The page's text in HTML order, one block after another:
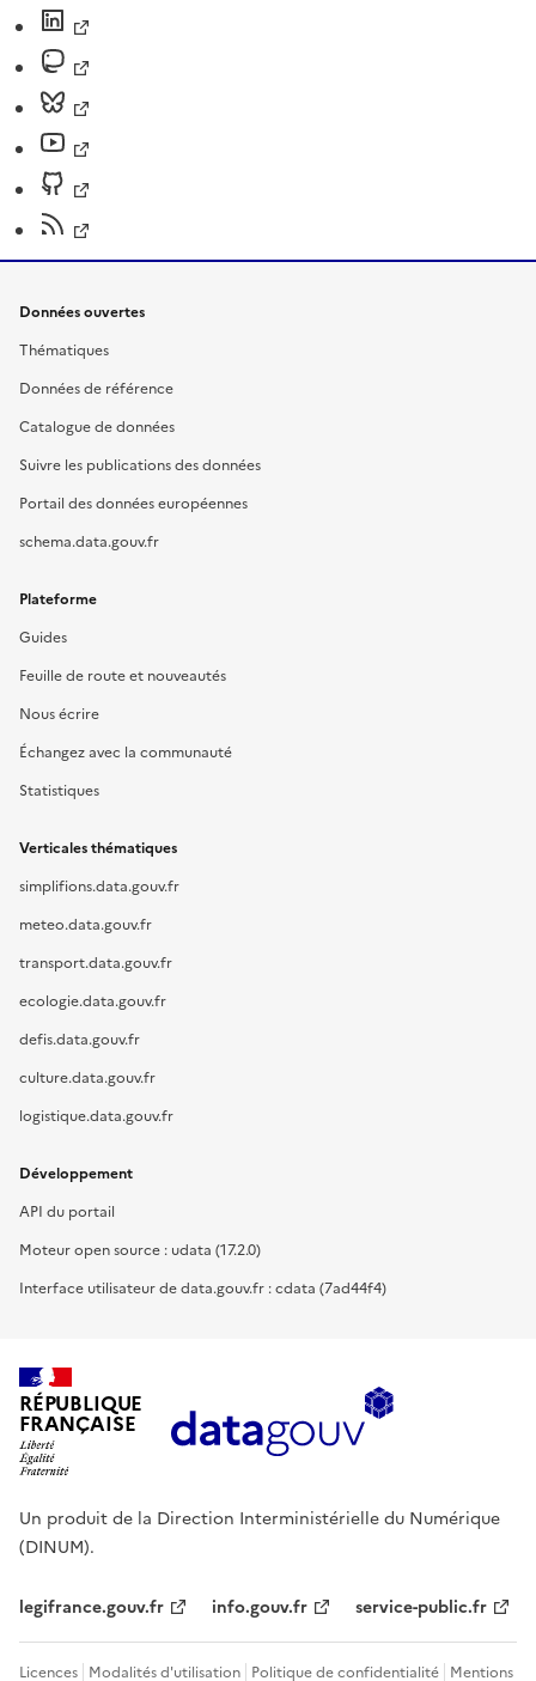
Données ouvertes
Thématiques
Données de référence
Catalogue de données
Suivre les publications des données
Portail des données européennes
schema.data.gouv.fr
Plateforme
Guides
Feuille de route et nouveautés
Nous écrire
Échangez avec la communauté
Statistiques
Verticales thématiques
simplifions.data.gouv.fr
meteo.data.gouv.fr
transport.data.gouv.fr
ecologie.data.gouv.fr
defis.data.gouv.fr
culture.data.gouv.fr
logistique.data.gouv.fr
Développement
API du portail
Moteur open source : udata (17.2.0)
Interface utilisateur de data.gouv.fr : cdata (7ad44f4)
RÉPUBLIQUE
FRANÇAISE
Un produit de la Direction Interministérielle du Numérique
(DINUM).
legifrance.gouv.fr info.gouv.fr service-public.fr
Licences Modalités d'utilisation Politique de confidentialité Mentions